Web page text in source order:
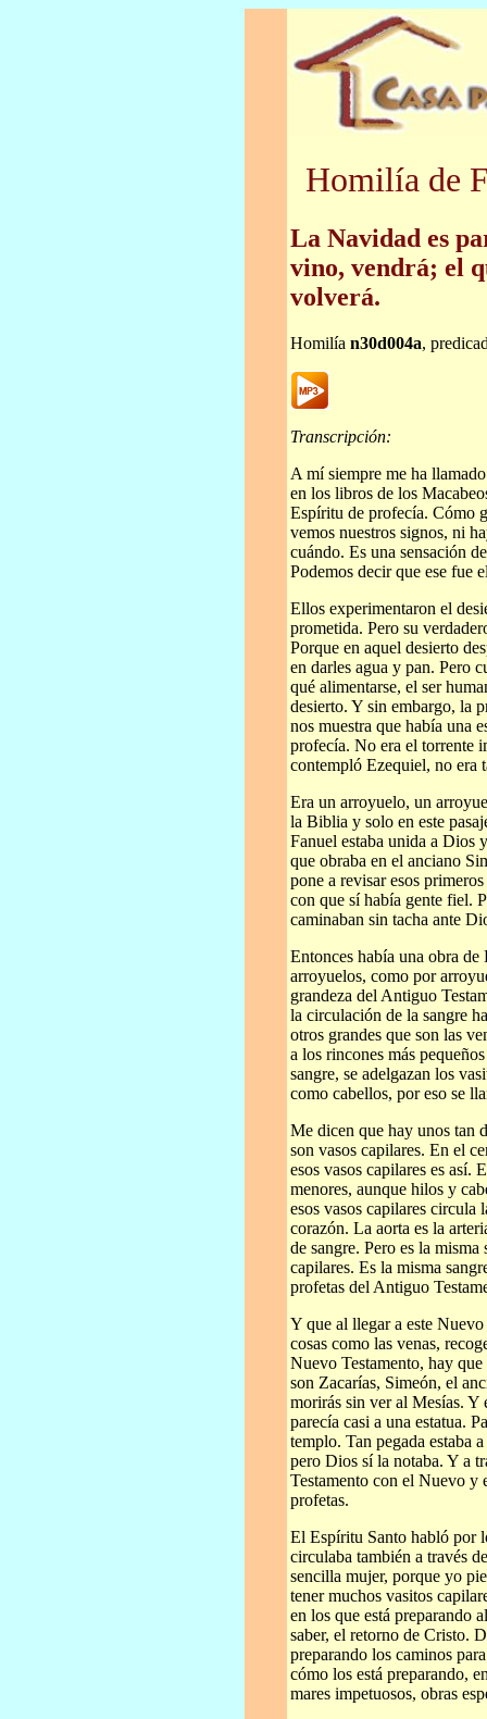
Homilía de
La Navidad es
vino, vendrá; el
volverá.
Homilía n30d004a,
Transcripción:
A mí siempre me ha
en los libros de los
Espíritu de profecía. Cómo
vemos nuestros signos, ni
cuándo. Es una sensación
Podemos decir que ese fue
Ellos experimentaron el
prometida. Pero su
Porque en aquel desierto
en darles agua y pan. Pero
qué alimentarse, el ser
desierto. Y sin embargo, la
nos muestra que había una
profecía. No era el torrente
contempló Ezequiel, no era
Era un arroyuelo, un
la Biblia y solo en este
Fanuel estaba unida a Dios
que obraba en el anciano
pone a revisar esos
con que sí había gente fiel.
caminaban sin tacha ante
Entonces había una obra
arroyuelos, como por
grandeza del Antiguo
la circulación de la sangre
otros grandes que son las
a los rincones más
sangre, se adelgazan los
como cabellos, por eso se
Me dicen que hay unos tan
son vasos capilares. En el
esos vasos capilares es así.
menores, aunque hilos y
esos vasos capilares circula
corazón. La aorta es la
de sangre. Pero es la misma
capilares. Es la misma
profetas del Antiguo
Y que al llegar a este
cosas como las venas,
Nuevo Testamento, hay
son Zacarías, Simeón, el
morirás sin ver al Mesías. Y
parecía casi a una estatua.
templo. Tan pegada estaba
pero Dios sí la notaba. Y a
Testamento con el Nuevo y
profetas.
El Espíritu Santo habló por
circulaba también a través
sencilla mujer, porque yo
tener muchos vasitos
en los que está preparando
saber, el retorno de Cristo.
preparando los caminos
cómo los está preparando,
mares impetuosos, obras